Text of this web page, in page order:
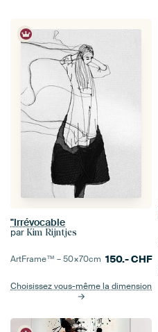
"Irrévocable
par Kim Rijntjes
ArtFrame™ –50×70cm 150.-CHF
Choisissez vous-même la dimension